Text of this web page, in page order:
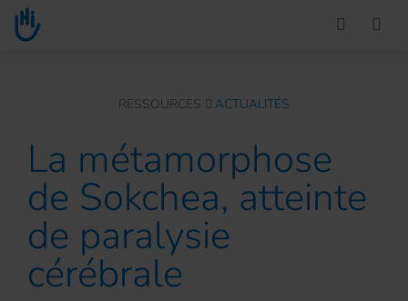
Go to main content
You are here :RESSOURCES ACTUALITÉS
La métamorphose
de Sokchea, atteinte
de paralysie
cérébrale